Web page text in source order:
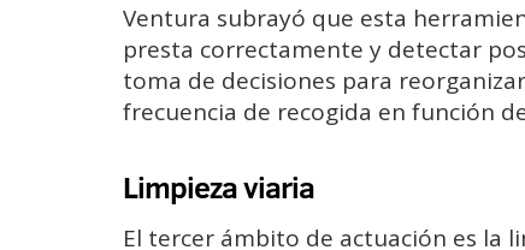
Ventura subrayó que esta
presta correctamente y detectar
toma de decisiones para
frecuencia de recogida en función
Limpieza viaria
El tercer ámbito de actuación es la